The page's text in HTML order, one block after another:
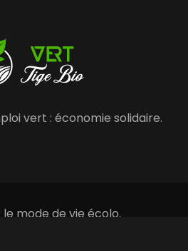
vert : économie solidaire.
mode de vie écolo.